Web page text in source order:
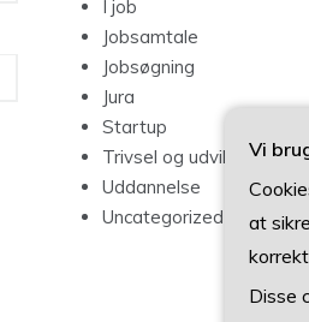
I job
Jobsamtale
Jobsøgning
Jura
Startup
Trivsel og udvikling
Uddannelse
Uncategorized
Vi
at
Disse